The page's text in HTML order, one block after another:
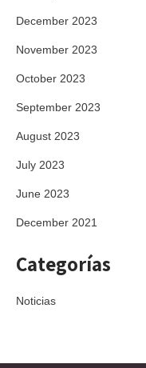
December 2023
November 2023
October 2023
September 2023
August 2023
July 2023
June 2023
December 2021
Categorías
Noticias